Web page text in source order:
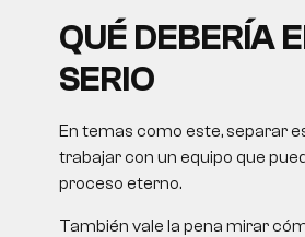
QUÉ DEBERÍA
SERIO
En temas como este, separar
trabajar con un equipo que
proceso eterno.
También vale la pena mirar